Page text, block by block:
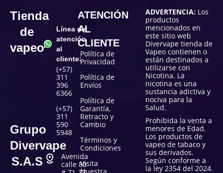
Tienda
de
vapeo
Grupo
Divervape
S.A.S
Línea de
atención
al
cliente:
(+57)
311
396
6366
(+57)
311
590
5948
Avenida
calle 80
ATENCIÓN
AL
CLIENTE
Política de
Privacidad
Política de
Envíos
Política de
Garantía,
Retracto y
Cambio
Términos y
Condiciones
Visita
ADVERTENCIA: Los
productos
mencionados en
este sitio web
Divervape tienda de
Vapeo contienen o
están destinados a
utilizarse con
Nicotina. La
nicotina es una
sustancia adictiva y
nociva para la
Salud.
Prohibida la venta a
menores de Edad.
Los productos de
vapeo de tabaco y
sus derivados.
Según conforme a
la ley 2354 del 2024.